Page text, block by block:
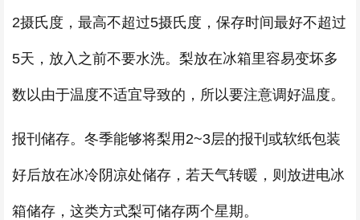
2摄氏度，最高不超过5摄氏度，保存时间最好不超过
5天，放入之前不要水洗。梨放在冰箱里容易变坏多
数以由于温度不适宜导致的，所以要注意调好温度。
报刊储存。冬季能够将梨用2~3层的报刊或软纸包装
好后放在冰冷阴凉处储存，若天气转暖，则放进电冰
箱储存，这类方式梨可储存两个星期。